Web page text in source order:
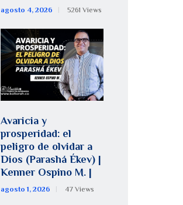
agosto 4, 2026 5261 Views
Avaricia y
prosperidad: el
peligro de olvidar a
Dios (Parashá Ékev) |
Kenner Ospino M. |
agosto 1, 2026 47 Views